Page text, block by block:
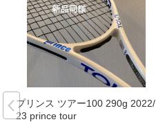
プリンス ツアー100 290g 2022/
23 prince tour